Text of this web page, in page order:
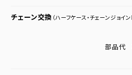
チェーン交換 （ハーフケース・チェーンジョイン
部品代